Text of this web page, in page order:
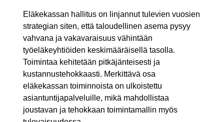
Eläkekassan hallitus on linjannut tulevien vuosien
strategian siten, että taloudellinen asema pysyy
vahvana ja vakavaraisuus vähintään
työeläkeyhtiöiden keskimääräisellä tasolla.
Toimintaa kehitetään pitkäjänteisesti ja
kustannustehokkaasti. Merkittävä osa
eläkekassan toiminnoista on ulkoistettu
asiantuntijapalveluille, mikä mahdollistaa
joustavan ja tehokkaan toimintamallin myös